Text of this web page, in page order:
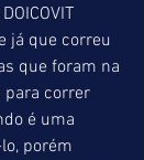
já que correu
que foram na
para correr
é uma
porém